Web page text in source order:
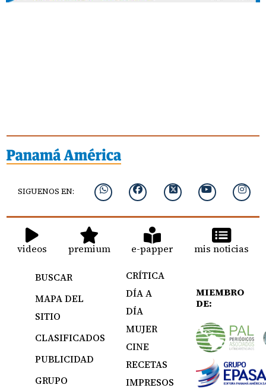
SIGUENOS EN:
videos premium e-papper mis noticias
BUSCAR
MAPA DEL
SITIO
CLASIFICADOS
PUBLICIDAD
GRUPO
CRÍTICA
DÍA A
DÍA
MUJER
CINE
RECETAS
IMPRESOS
MIEMBRO
DE: